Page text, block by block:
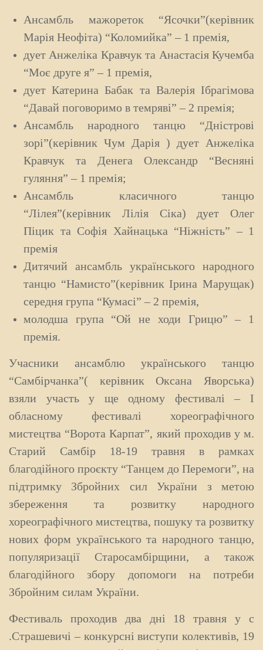
Ансамбль мажореток “Ясочки”(керівник
Марія Неофіта) “Коломийка” – 1 премія,
дует Анжеліка Кравчук та Анастасія Кучемба
“Моє друге я” – 1 премія,
дует Катерина Бабак та Валерія Ібрагімова
“Давай поговоримо в темряві” – 2 премія;
Ансамбль народного танцю “Дністрові
зорі”(керівник Чум Дарія ) дует Анжеліка
Кравчук та Денега Олександр “Весняні
гуляння” – 1 премія;
Ансамбль класичного танцю
“Лілея”(керівник Лілія Сіка) дует Олег
Піцик та Софія Хайнацька “Ніжність” – 1
премія
Дитячий ансамбль українського народного
танцю “Намисто”(керівник Ірина Марущак)
середня група “Кумасі” – 2 премія,
молодша група “Ой не ходи Грицю” – 1
премія.
Учасники ансамблю українського танцю
“Самбірчанка”( керівник Оксана Яворська)
взяли участь у ще одному фестивалі – І
обласному фестивалі хореографічного
мистецтва “Ворота Карпат”, який проходив у м.
Старий Самбір 18-19 травня в рамках
благодійного проєкту “Танцем до Перемоги”, на
підтримку Збройних сил України з метою
збереження та розвитку народного
хореографічного мистецтва, пошуку та розвитку
нових форм українського та народного танцю,
популяризації Старосамбірщини, а також
благодійного збору допомоги на потреби
Збройним силам України.
Фестиваль проходив два дні 18 травня у с
.Страшевичі – конкурсні виступи колективів, 19